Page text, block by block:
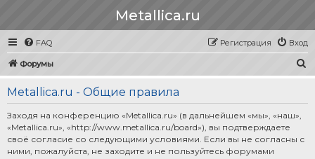
Metallica.ru
FAQ Вход
Регистрация
Форумы
Metallica.ru - Общие правила
Заходя на конференцию «Metallica.ru» (в дальнейшем «мы», «наш»,
«Metallica.ru», «http://www.metallica.ru/board»), вы подтверждаете
своё согласие со следующими условиями. Если вы не согласны с
ними, пожалуйста, не заходите и не пользуйтесь форумами